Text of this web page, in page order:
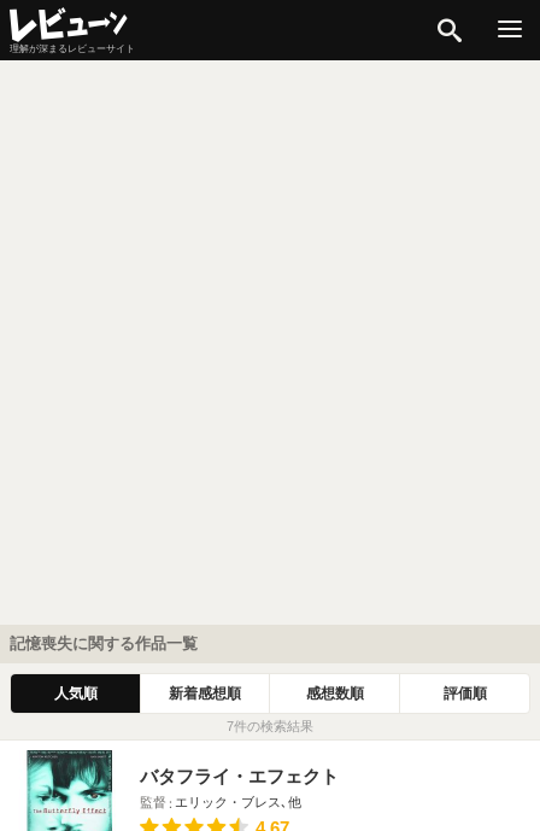
理解が深まるレビューサイト
記憶喪失に関する作品一覧
人気順 新着感想順 感想数順 評価順
7件の検索結果
バタフライ・エフェクト
監督 エリック・ブレス､他